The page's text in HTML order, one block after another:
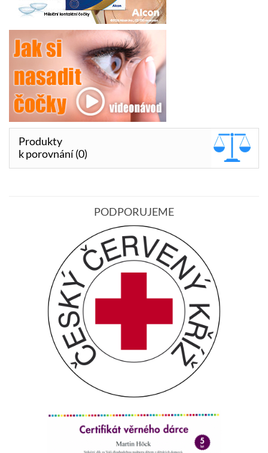
Produkty
k porovnání (0)
PODPORUJEME